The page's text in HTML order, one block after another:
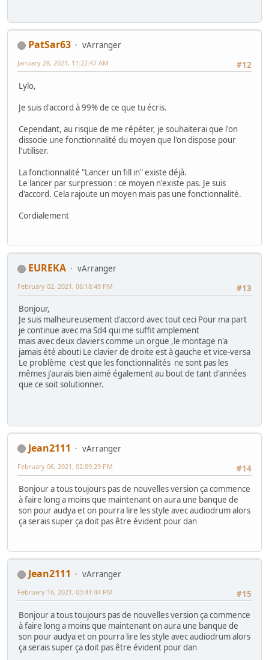
PatSar63
vArranger
#12
January 28, 2021, 11:22:47 AM
Lylo,
Je suis d'accord à 99% de ce que tu écris.
Cependant, au risque de me répéter, je souhaiterai que l'on
dissocie une fonctionnalité du moyen que l'on dispose pour
l'utiliser.
La fonctionnalité "Lancer un fill in" existe déjà.
Le lancer par surpression : ce moyen n'existe pas. Je suis
d'accord. Cela rajoute un moyen mais pas une fonctionnalité.
Cordialement
EUREKA
vArranger
#13
February 02, 2021, 06:18:49 PM
Bonjour,
Je suis malheureusement d'accord avec tout ceci Pour ma part
je continue avec ma Sd4 qui me suffit amplement
mais avec deux claviers comme un orgue ,le montage n'a
jamais été abouti Le clavier de droite est à gauche et vice-versa
Le problème c'est que les fonctionnalités ne sont pas les
mêmes j'aurais bien aimé également au bout de tant d'années
que ce soit solutionner.
Jean2111
vArranger
#14
February 06, 2021, 02:09:29 PM
Bonjour a tous toujours pas de nouvelles version ça commence
à faire long a moins que maintenant on aura une banque de
son pour audya et on pourra lire les style avec audiodrum alors
ça serais super ça doit pas être évident pour dan
Jean2111
vArranger
#15
February 16, 2021, 03:41:44 PM
Bonjour a tous toujours pas de nouvelles version ça commence
à faire long a moins que maintenant on aura une banque de
son pour audya et on pourra lire les style avec audiodrum alors
ça serais super ça doit pas être évident pour dan